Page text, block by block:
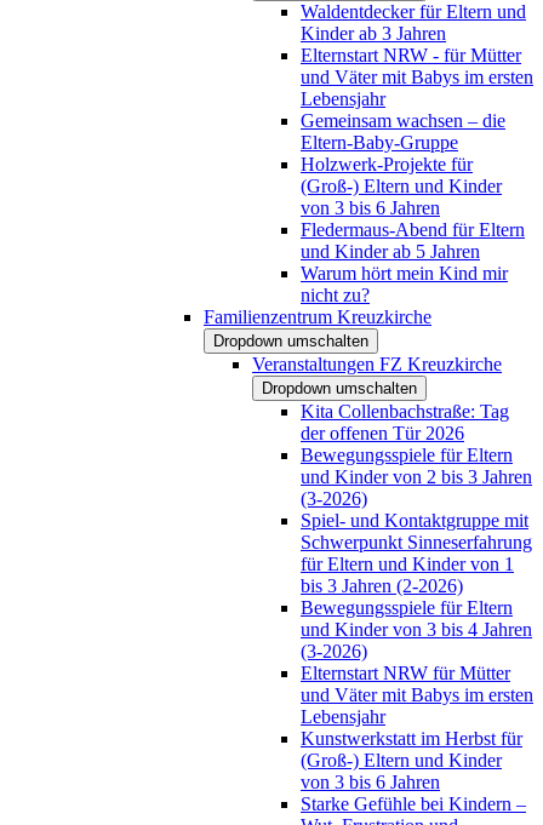
Waldentdecker für Eltern und
Kinder ab 3 Jahren
Elternstart NRW - für Mütter
und Väter mit Babys im ersten
Lebensjahr
Gemeinsam wachsen – die
Eltern-Baby-Gruppe
Holzwerk-Projekte für
(Groß-) Eltern und Kinder
von 3 bis 6 Jahren
Fledermaus-Abend für Eltern
und Kinder ab 5 Jahren
Warum hört mein Kind mir
nicht zu?
Familienzentrum Kreuzkirche
Dropdown umschalten
Veranstaltungen FZ Kreuzkirche
Dropdown umschalten
Kita Collenbachstraße: Tag
der offenen Tür 2026
Bewegungsspiele für Eltern
und Kinder von 2 bis 3 Jahren
(3-2026)
Spiel- und Kontaktgruppe mit
Schwerpunkt Sinneserfahrung
für Eltern und Kinder von 1
bis 3 Jahren (2-2026)
Bewegungsspiele für Eltern
und Kinder von 3 bis 4 Jahren
(3-2026)
Elternstart NRW für Mütter
und Väter mit Babys im ersten
Lebensjahr
Kunstwerkstatt im Herbst für
(Groß-) Eltern und Kinder
von 3 bis 6 Jahren
Starke Gefühle bei Kindern –